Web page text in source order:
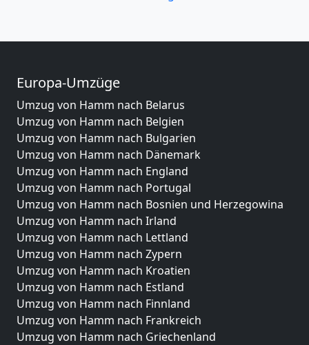
Europa-Umzüge
Umzug von Hamm nach Belarus
Umzug von Hamm nach Belgien
Umzug von Hamm nach Bulgarien
Umzug von Hamm nach Dänemark
Umzug von Hamm nach England
Umzug von Hamm nach Portugal
Umzug von Hamm nach Bosnien und Herzegowina
Umzug von Hamm nach Irland
Umzug von Hamm nach Lettland
Umzug von Hamm nach Zypern
Umzug von Hamm nach Kroatien
Umzug von Hamm nach Estland
Umzug von Hamm nach Finnland
Umzug von Hamm nach Frankreich
Umzug von Hamm nach Griechenland